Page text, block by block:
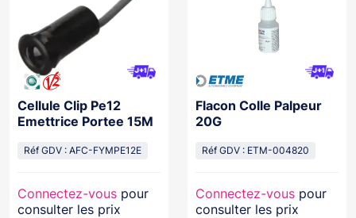
Cellule Clip Pe12
Emettrice Portee 15M
Réf GDV : AFC-FYMPE12E
Connectez-vous pour
consulter les prix
Flacon Colle Palpeur
20G
Réf GDV : ETM-004820
Connectez-vous pour
consulter les prix